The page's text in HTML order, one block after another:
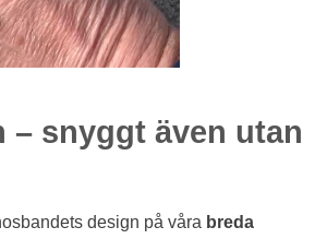
– snyggt även utan
design på våra breda